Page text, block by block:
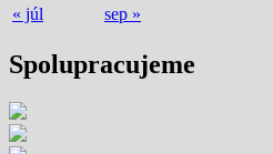
« júl sep »
Spolupracujeme